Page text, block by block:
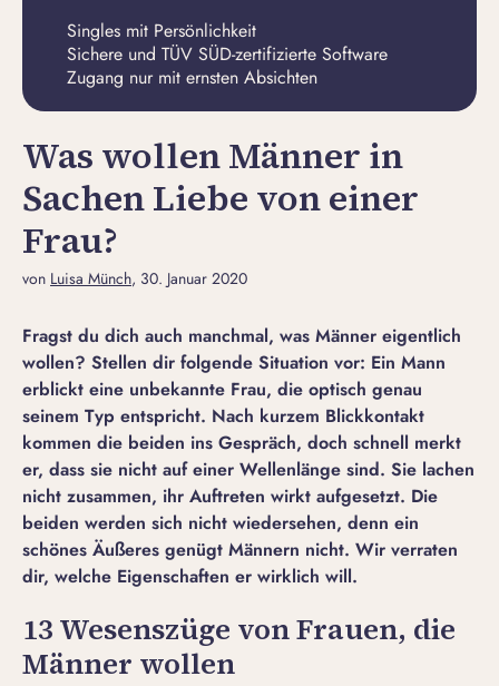
Singles mit Persönlichkeit
Sichere und TÜV SÜD-zertifizierte Software
Zugang nur mit ernsten Absichten
Was wollen Männer in
Sachen Liebe von einer
Frau?
von Luisa Münch, 30. Januar 2020
Fragst du dich auch manchmal, was Männer eigentlich
wollen? Stellen dir folgende Situation vor: Ein Mann
erblickt eine unbekannte Frau, die optisch genau
seinem Typ entspricht. Nach kurzem Blickkontakt
kommen die beiden ins Gespräch, doch schnell merkt
er, dass sie nicht auf einer Wellenlänge sind. Sie lachen
nicht zusammen, ihr Auftreten wirkt aufgesetzt. Die
beiden werden sich nicht wiedersehen, denn ein
schönes Äußeres genügt Männern nicht. Wir verraten
dir, welche Eigenschaften er wirklich will.
13 Wesenszüge von Frauen, die
Männer wollen